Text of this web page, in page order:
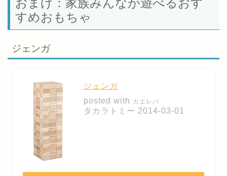
おまけ：家族みんなが遊べるおす
すめおもちゃ
ジェンガ
ジェンガ
posted with カエレバ
タカラトミー 2014-03-01